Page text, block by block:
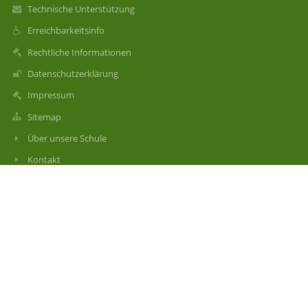
Technische Unterstützung
Erreichbarkeitsinfo
Rechtliche Informationen
Datenschutzerklärung
Impressum
Sitemap
Über unsere Schule
Kontakt